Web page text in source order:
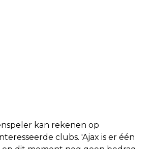
kan rekenen op
clubs. 'Ajax is er één